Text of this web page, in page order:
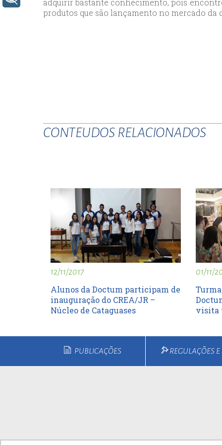
adquirir bastante conhecimento, pois
produtos que são lançamento no mercado da
CONTEUDOS RELACIONADOS
12/11/2017
Alunos da Doctum participam de
inauguração do CREA/JR –
Núcleo de Cataguases
01/11/
visita
PUBLICAÇÕES REGULAÇÕES